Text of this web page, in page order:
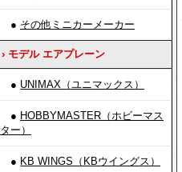
● その他ミニカーメーカー
› モデル エアプレーン
● UNIMAX（ユニマックス）
● HOBBYMASTER（ホビーマス
ター）
● KB WINGS（KBウイングス）